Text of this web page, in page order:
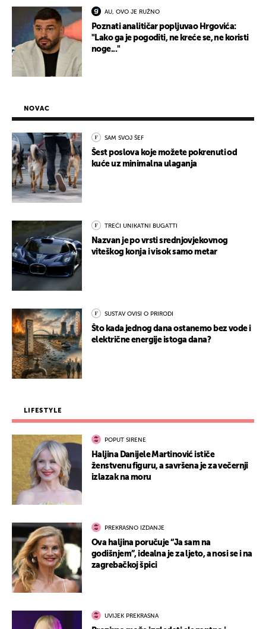
AU, OVO JE RUŽNO
Poznati analitičar popljuvao Hrgovića:
"Lako ga je pogoditi, ne kreće se, ne koristi
noge..."
NOVAC
SAM SVOJ ŠEF
Šest poslova koje možete pokrenuti od
kuće uz minimalna ulaganja
TREĆI UNIKATNI BUGATTI
Nazvan je po vrsti srednjovjekovnog
viteškog konja i visok samo metar
SUSTAV OVISI O PRIRODI
Što kada jednog dana ostanemo bez vode i
električne energije istoga dana?
LIFESTYLE
POPUT SIRENE
Haljina Danijele Martinović ističe
ženstvenu figuru, a savršena je za večernji
izlazak na moru
PREKRASNO IZDANJE
Ova haljina poručuje “Ja sam na
godišnjem”, idealna je za ljeto, a nosi se i na
zagrebačkoj špici
UVIJEK PREKRASNA